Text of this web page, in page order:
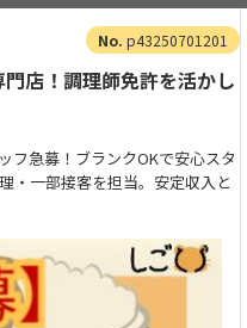
p43250701201
店！調理師免許を活かし
フ急募！ブランクOKで安心スタ
・一部接客を担当。安定収入と